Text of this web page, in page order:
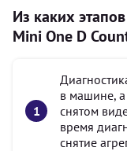
Из каких
Mini One D
в машине,
снятом
время
снятие